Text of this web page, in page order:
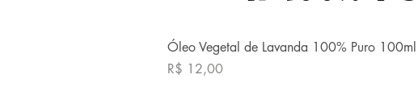
Óleo Vegetal de Lavanda 100% Puro 100ml
Preço
R$ 12,00